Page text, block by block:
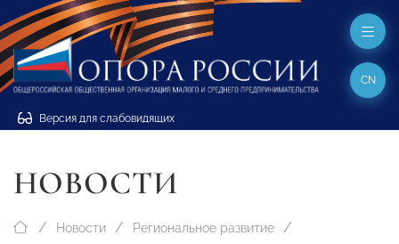
Версия для слабовидящих
CN
НОВОСТИ
Новости Региональное развитие